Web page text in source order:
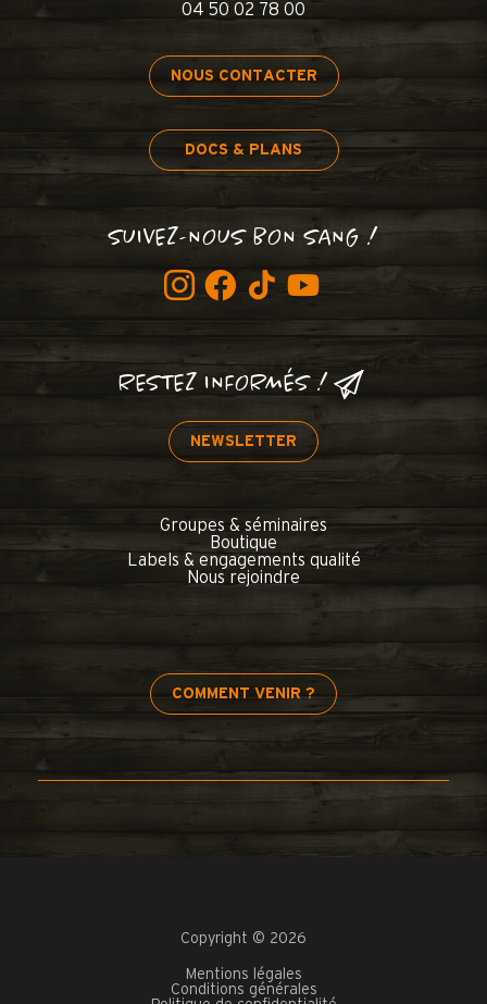
04 50 02 78 00
NOUS CONTACTER
DOCS & PLANS
SUIVEZ-NOUS BON SANG !
RESTEZ INFORMÉS !
NEWSLETTER
Groupes & séminaires
Boutique
Labels & engagements qualité
Nous rejoindre
COMMENT VENIR ?
Copyright © 2026
Mentions légales
Conditions générales